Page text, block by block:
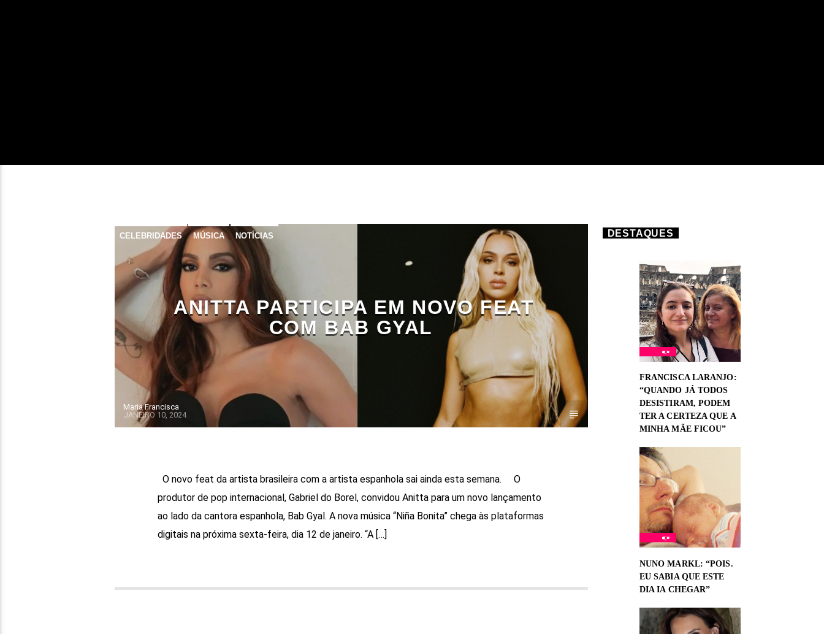
CELEBRIDADES MÚSICA NOTÍCIAS
ANITTA PARTICIPA EM NOVO FEAT
COM BAB GYAL
Maria Francisca
JANEIRO 10, 2024
O novo feat da artista brasileira com a artista espanhola sai ainda esta semana. O
produtor de pop internacional, Gabriel do Borel, convidou Anitta para um novo lançamento
ao lado da cantora espanhola, Bab Gyal. A nova música “Niña Bonita” chega às plataformas
digitais na próxima sexta-feira, dia 12 de janeiro. “A […]
DESTAQUES
FRANCISCA LARANJO:
“QUANDO JÁ TODOS
DESISTIRAM, PODEM
TER A CERTEZA QUE A
MINHA MÃE FICOU”
NUNO MARKL: “POIS.
EU SABIA QUE ESTE
DIA IA CHEGAR”